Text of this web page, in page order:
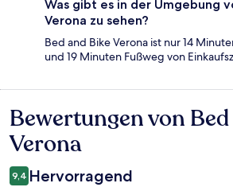
Was gibt es in der Umgebung
Verona zu sehen?
Bed and Bike Verona ist nur 14
und 19 Minuten Fußweg von
Bewertungen
Bewertungen von
Verona
9,4 Hervorragend